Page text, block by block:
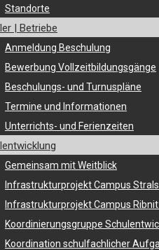
Standorte
| Betriebe
Anmeldung Beschulung
Bewerbung Vollzeitbildungsgänge
Beschulungs- und Turnuspläne
Termine und Informationen
Unterrichts- und Ferienzeiten
Gemeinsam mit Weitblick
Infrastrukturprojekt Campus
Infrastrukturprojekt Campus
Koordinierungsgruppe
Koordination schulfachlicher